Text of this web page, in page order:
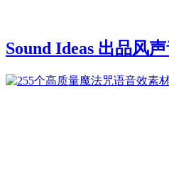
Sound Ideas 出品风